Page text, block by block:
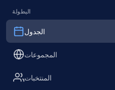
البطولة
الجدول
المجموعات
المنتخبات